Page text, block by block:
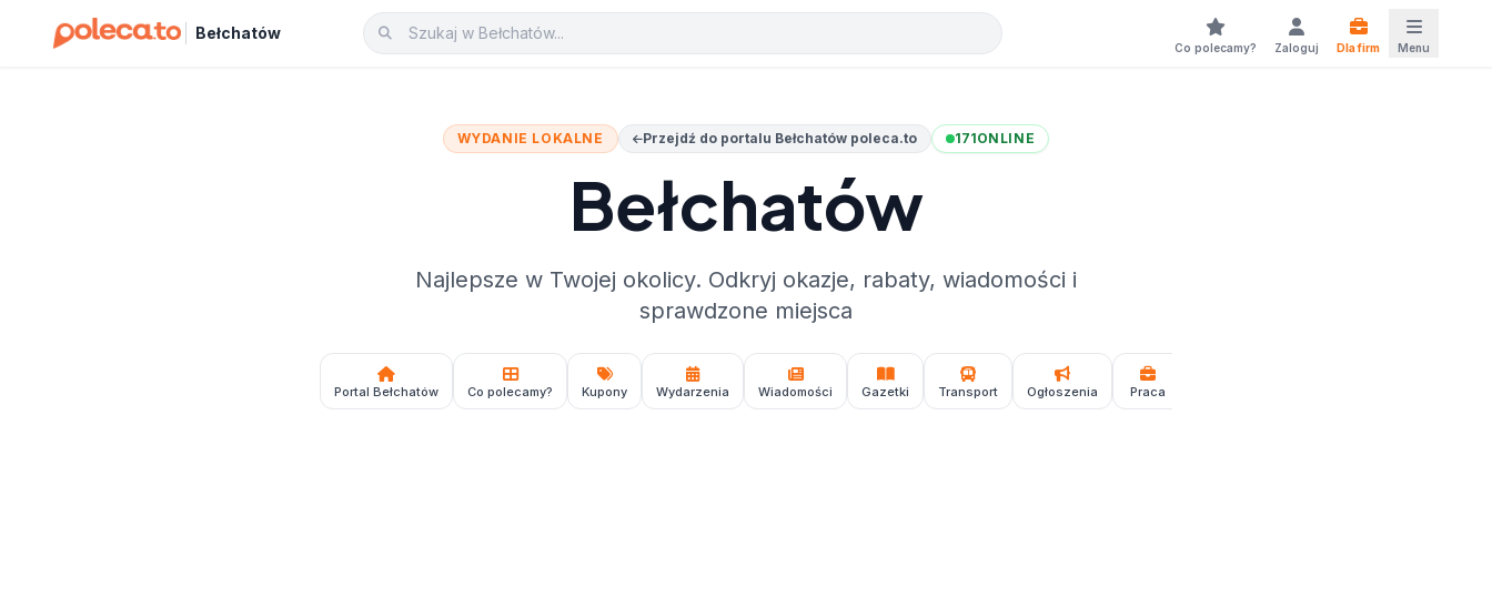
Bełchatów
Co polecamy? Zaloguj Dla firm Menu
WYDANIE LOKALNE Przejdź do portalu Bełchatów poleca.to 171ONLINE
Bełchatów
Najlepsze w Twojej okolicy. Odkryj okazje, rabaty, wiadomości i
sprawdzone miejsca
Portal Bełchatów Co polecamy? Kupony Wydarzenia Wiadomości Gazetki Transport Ogłoszenia Praca